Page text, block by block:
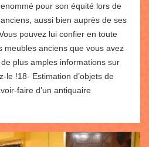
pour son équité lors de
aussi bien auprès de ses
pouvez lui confier en toute
meubles anciens que vous avez
plus amples informations sur
le !18- Estimation d’objets de
faire d’un antiquaire